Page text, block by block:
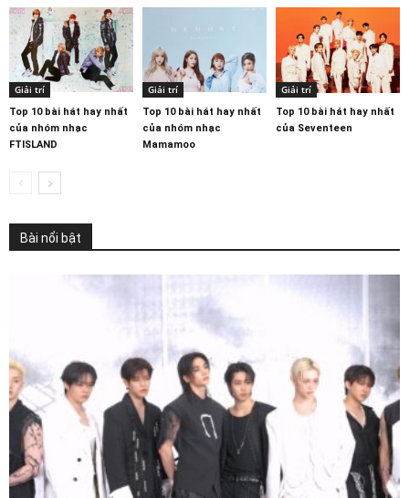
Giải trí
Top 10 bài hát hay nhất
của nhóm nhạc
FTISLAND
Giải trí
Top 10 bài hát hay nhất
của nhóm nhạc
Mamamoo
Giải trí
Top 10 bài hát hay nhất
của Seventeen
Bài nổi bật